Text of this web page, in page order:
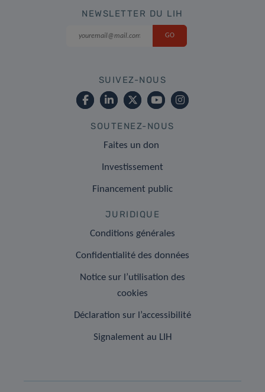
NEWSLETTER DU LIH
SUIVEZ-NOUS
SOUTENEZ-NOUS
Faites un don
Investissement
Financement public
JURIDIQUE
Conditions générales
Confidentialité des données
Notice sur l’utilisation des
cookies
Déclaration sur l’accessibilité
Signalement au LIH